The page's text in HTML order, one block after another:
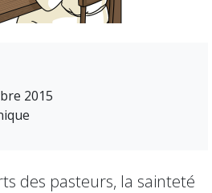
2015
des pasteurs, la sainteté